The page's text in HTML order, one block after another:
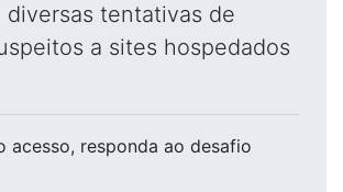
diversas tentativas de
a sites hospedados
acesso, responda ao desafio